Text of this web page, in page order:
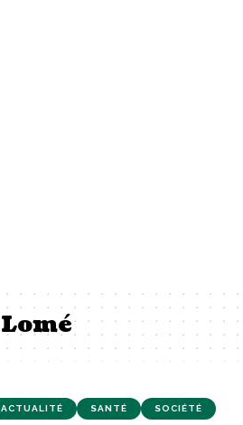
Lomé
ACTUALITÉ SANTÉ SOCIÉTÉ